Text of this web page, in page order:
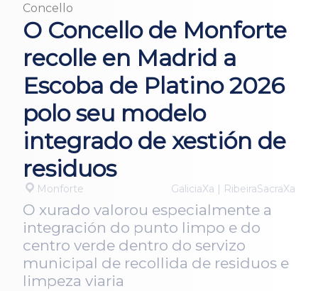
Concello
O Concello de Monforte
recolle en Madrid a
Escoba de Platino 2026
polo seu modelo
integrado de xestión de
residuos
Monforte GaliciaXa | RibeiraSacraXa
O xurado valorou especialmente a
integración do punto limpo e do
centro verde dentro do servizo
municipal de recollida de residuos e
limpeza viaria